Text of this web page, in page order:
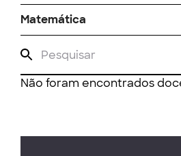
Matemática
Não foram encontrados